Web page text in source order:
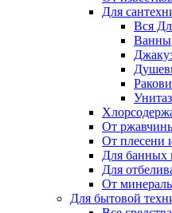
Для
Вся
Ванны
От
От плесени
Для банных
Для
От
Для бытовой